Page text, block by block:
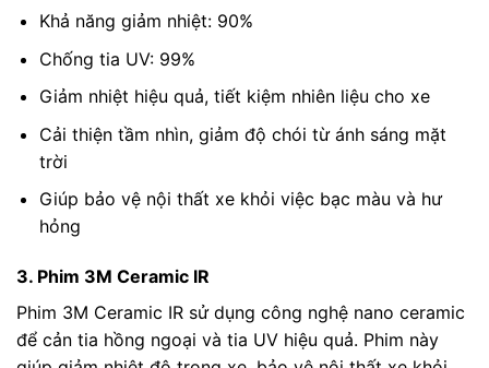
Khả năng giảm nhiệt: 90%
Chống tia UV: 99%
Giảm nhiệt hiệu quả, tiết kiệm nhiên liệu cho xe
Cải thiện tầm nhìn, giảm độ chói từ ánh sáng mặt
trời
Giúp bảo vệ nội thất xe khỏi việc bạc màu và hư
hỏng
3. Phim 3M Ceramic IR
Phim 3M Ceramic IR sử dụng công nghệ nano ceramic
để cản tia hồng ngoại và tia UV hiệu quả. Phim này